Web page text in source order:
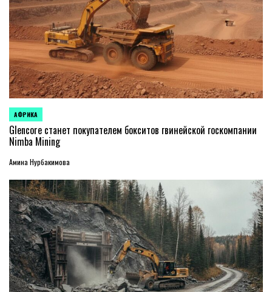
ОПУБЛИКОВАНО
В
АФРИКА
Glencore станет покупателем бокситов гвинейской госкомпании
Nimba Mining
Амина Нурбакимова